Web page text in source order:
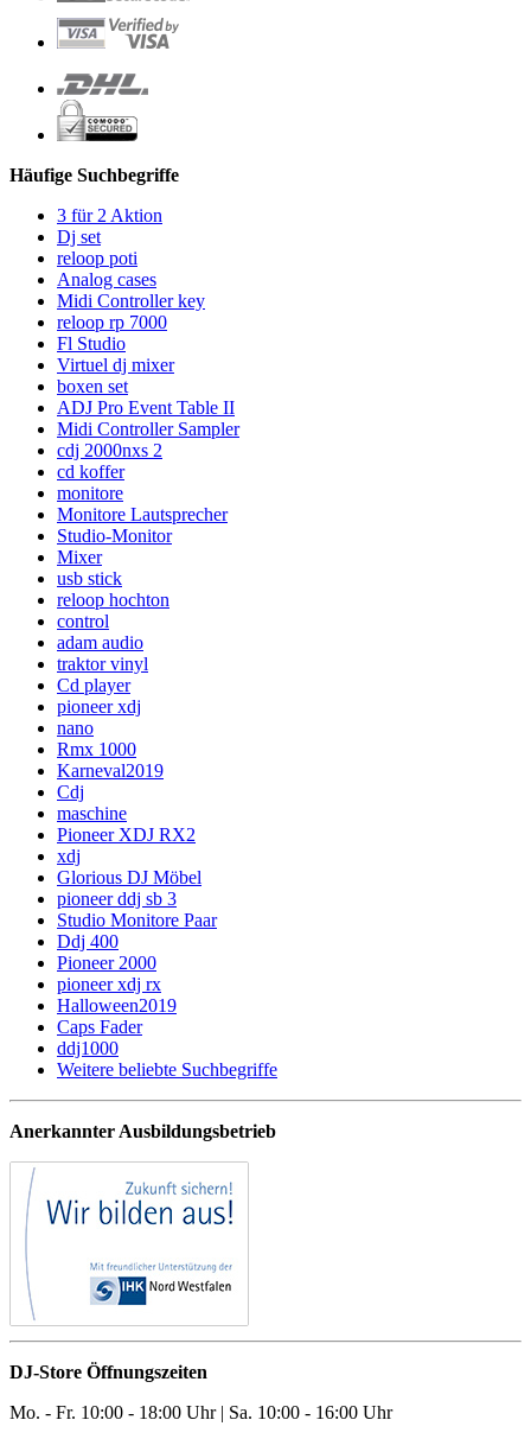
Häufige Suchbegriffe
3 für 2 Aktion
Dj set
reloop poti
Analog cases
Midi Controller key
reloop rp 7000
Fl Studio
Virtuel dj mixer
boxen set
ADJ Pro Event Table II
Midi Controller Sampler
cdj 2000nxs 2
cd koffer
monitore
Monitore Lautsprecher
Studio-Monitor
Mixer
usb stick
reloop hochton
control
adam audio
traktor vinyl
Cd player
pioneer xdj
nano
Rmx 1000
Karneval2019
Cdj
maschine
Pioneer XDJ RX2
xdj
Glorious DJ Möbel
pioneer ddj sb 3
Studio Monitore Paar
Ddj 400
Pioneer 2000
pioneer xdj rx
Halloween2019
Caps Fader
ddj1000
Weitere beliebte Suchbegriffe
Anerkannter Ausbildungsbetrieb
DJ-Store Öffnungszeiten
Mo. - Fr. 10:00 - 18:00 Uhr | Sa. 10:00 - 16:00 Uhr